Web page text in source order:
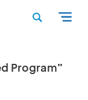
Program”